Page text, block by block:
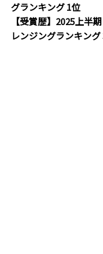
グランキング 1位
【受賞歴】2025上半
レンジングランキング